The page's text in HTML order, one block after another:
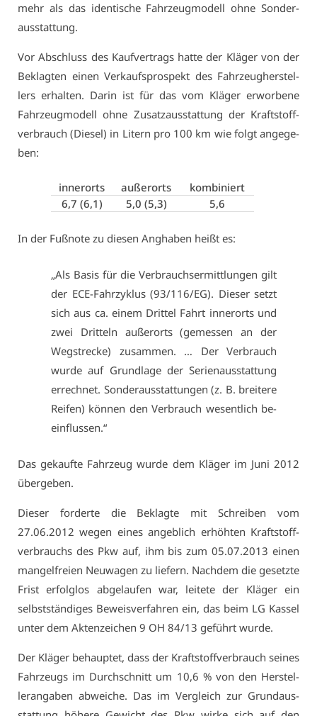
mehr als das iden­ti­sche Fahr­zeug­mo­dell oh­ne Son­der­
aus­stat­tung.
Vor Ab­schluss des Kauf­ver­trags hat­te der Klä­ger von der
Be­klag­ten ei­nen Ver­kaufs­pro­spekt des Fahr­zeug­her­stel­
lers er­hal­ten. Dar­in ist für das vom Klä­ger er­wor­be­ne
Fahr­zeug­mo­dell oh­ne Zu­satz­aus­stat­tung der Kraft­stoff­
ver­brauch (Die­sel) in Li­tern pro 100 km wie folgt an­ge­ge­
ben:
in­ner­orts au­ßer­orts
kom­bi­niert
6,7 (6,1)
5,0 (5,3) 5,6
In der Fuß­no­te zu die­sen Angha­ben heißt es:
„Als Ba­sis für die Ver­brauch­ser­mitt­lun­gen gilt
der ECE-Fahr­zy­klus (93/116/EG). Die­ser setzt
sich aus ca. ei­nem Drit­tel Fahrt in­ner­orts und
zwei Drit­teln au­ßer­orts (ge­mes­sen an der
Weg­stre­cke) zu­sam­men. … Der Ver­brauch
wur­de auf Grund­la­ge der Se­ri­en­aus­stat­tung
er­rech­net. Son­der­aus­stat­tun­gen (z. B. brei­te­re
Rei­fen) kön­nen den Ver­brauch we­sent­lich be­
ein­flus­sen.“
Das ge­kauf­te Fahr­zeug wur­de dem Klä­ger im Ju­ni 2012
über­ge­ben.
Die­ser for­der­te die Be­klag­te mit Schrei­ben vom
27.06.2012 we­gen ei­nes an­geb­lich er­höh­ten Kraft­stoff­
ver­brauchs des Pkw auf, ihm bis zum 05.07.2013 ei­nen
man­gel­frei­en Neu­wa­gen zu lie­fern. Nach­dem die ge­setz­te
Frist er­folg­los ab­ge­lau­fen war, lei­te­te der Klä­ger ein
selbst­stän­di­ges Be­weis­ver­fah­ren ein, das beim LG Kas­sel
un­ter dem Ak­ten­zei­chen 9 OH 84/13 ge­führt wur­de.
Der Klä­ger be­haup­tet, dass der Kraft­stoff­ver­brauch sei­nes
Fahr­zeugs im Durch­schnitt um 10,6 % von den Her­stel­
ler­an­ga­ben ab­wei­che. Das im Ver­gleich zur Grund­aus­